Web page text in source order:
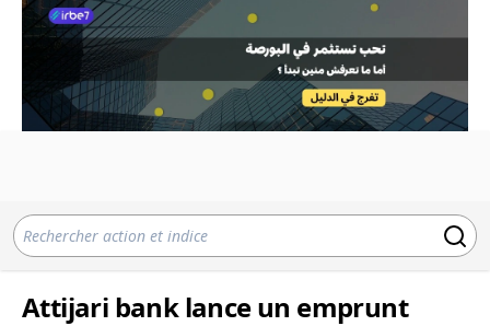
Attijari bank lance un emprunt